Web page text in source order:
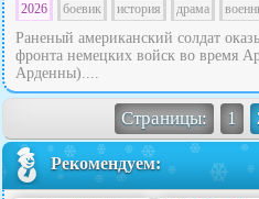
2026 боевик история драма
Раненый американский солдат
фронта немецких войск во время
Арденны)....
Страницы: 1
Рекомендуем: